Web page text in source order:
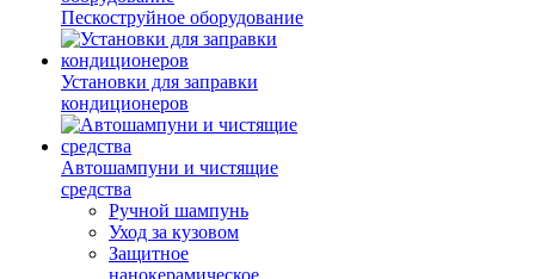
Пескоструйное оборудование
Установки для заправки
кондиционеров
Автошампуни и чистящие
средства
Ручной шампунь
Уход за кузовом
Защитное
нанокерамическое